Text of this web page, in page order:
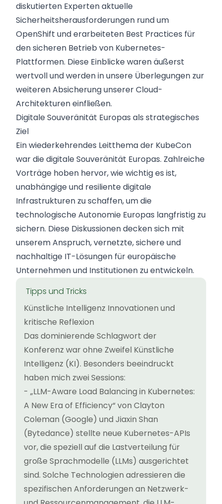
diskutierten Experten aktuelle
Sicherheitsherausforderungen rund um
OpenShift und erarbeiteten Best Practices für
den sicheren Betrieb von Kubernetes-
Plattformen. Diese Einblicke waren äußerst
wertvoll und werden in unsere Überlegungen zur
weiteren Absicherung unserer Cloud-
Architekturen einfließen.
Digitale Souveränität Europas als strategisches
Ziel
Ein wiederkehrendes Leitthema der KubeCon
war die digitale Souveränität Europas. Zahlreiche
Vorträge hoben hervor, wie wichtig es ist,
unabhängige und resiliente digitale
Infrastrukturen zu schaffen, um die
technologische Autonomie Europas langfristig zu
sichern. Diese Diskussionen decken sich mit
unserem Anspruch, vernetzte, sichere und
nachhaltige IT-Lösungen für europäische
Unternehmen und Institutionen zu entwickeln.
Tipps und Tricks
Künstliche Intelligenz Innovationen und
kritische Reflexion
Das dominierende Schlagwort der
Konferenz war ohne Zweifel Künstliche
Intelligenz (KI). Besonders beeindruckt
haben mich zwei Sessions:
- „LLM-Aware Load Balancing in Kubernetes:
A New Era of Efficiency“ von Clayton
Coleman (Google) und Jiaxin Shan
(Bytedance) stellte neue Kubernetes-APIs
vor, die speziell auf die Lastverteilung für
große Sprachmodelle (LLMs) ausgerichtet
sind. Solche Technologien adressieren die
spezifischen Anforderungen an Netzwerk-